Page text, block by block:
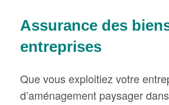
Assurance des
entreprises
Que vous exploitiez votre
d’aménagement paysager